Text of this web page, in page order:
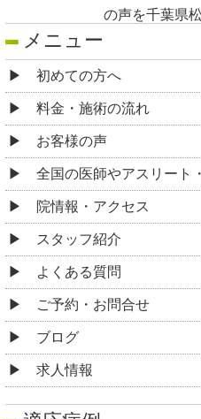
の声を千葉県
メニュー
初めての方へ
料金・施術の流れ
お客様の声
全国の医師やアスリート
院情報・アクセス
スタッフ紹介
よくある質問
ご予約・お問合せ
ブログ
求人情報